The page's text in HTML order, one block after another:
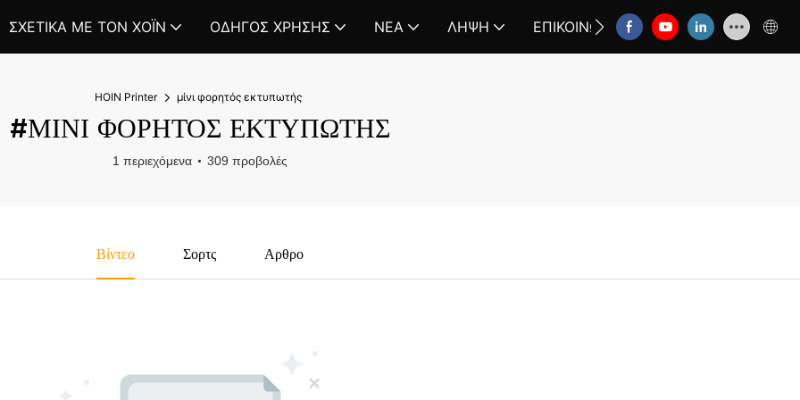
ΣΧΕΤΙΚΆ ΜΕ ΤΟΝ ΧΌΙΝ ΟΔΗΓΌΣ ΧΡΉΣΗΣ ΝΈΑ ΛΉΨΗ ΕΠΙΚΟΙΝΩΝΉΣΤΕ ΜΑΖΊ ΜΑΣ FAQ
HOIN Printer μίνι φορητός εκτυπωτής
#ΜΊΝΙ ΦΟΡΗΤΌΣ ΕΚΤΥΠΩΤΉΣ
1 περιεχόμενα 309 προβολές
Βίντεο Σορτς Αρθρο